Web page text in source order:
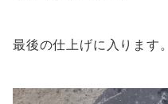
最後の仕上げに入ります。